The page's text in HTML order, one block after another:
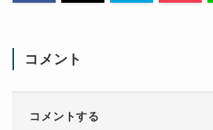
コメント
コメントする